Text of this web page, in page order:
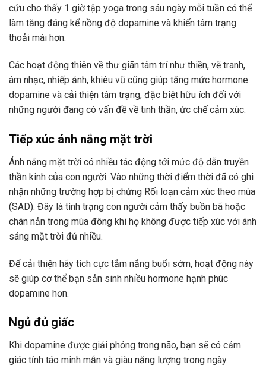
cứu cho thấy 1 giờ tập yoga trong sáu ngày mỗi tuần có thể
làm tăng đáng kể nồng độ dopamine và khiến tâm trạng
thoải mái hơn.
Các hoạt động thiên về thư giãn tâm trí như thiền, vẽ tranh,
âm nhạc, nhiếp ảnh, khiêu vũ cũng giúp tăng mức hormone
dopamine và cải thiện tâm trạng, đặc biệt hữu ích đối với
những người đang có vấn đề về tinh thần, ức chế cảm xúc.
Tiếp xúc ánh nắng mặt trời
Ánh nắng mặt trời có nhiều tác động tới mức độ dẫn truyền
thần kinh của con người. Vào những thời điểm thời đã có ghi
nhận những trường hợp bị chứng Rối loạn cảm xúc theo mùa
(SAD). Đây là tình trạng con người cảm thấy buồn bã hoặc
chán nản trong mùa đông khi họ không được tiếp xúc với ánh
sáng mặt trời đủ nhiều.
Để cải thiện hãy tích cực tắm nắng buổi sớm, hoạt động này
sẽ giúp cơ thể bạn sản sinh nhiều hormone hạnh phúc
dopamine hơn.
Ngủ đủ giấc
Khi dopamine được giải phóng trong não, bạn sẽ có cảm
giác tỉnh táo minh mẫn và giàu năng lượng trong ngày.